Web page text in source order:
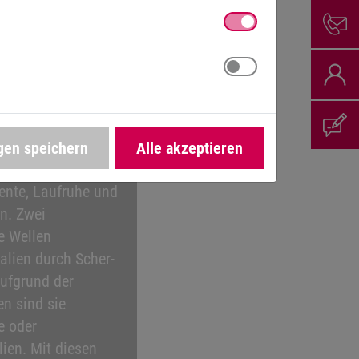
verarbeitet
Schredder eine
überzeugen
Laufruhe und
Zwei
Wellen
durch Scher-
der
sind sie
oder
Mit diesen
speichern Alle akzeptieren